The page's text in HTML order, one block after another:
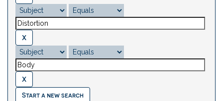
Start a new search